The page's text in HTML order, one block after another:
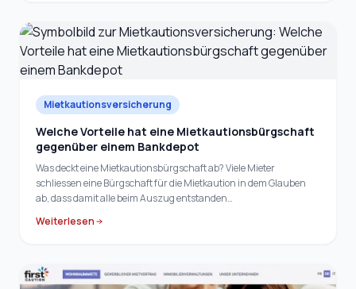
Mietkautionsversicherung
Welche Vorteile hat eine Mietkautionsbürgschaft
gegenüber einem Bankdepot
Was deckt eine Mietkautionsbürgschaft ab? Viele Mieter
schliessen eine Bürgschaft für die Mietkaution in dem Glauben
ab, dass damit alle beim Auszug entstanden…
Weiterlesen